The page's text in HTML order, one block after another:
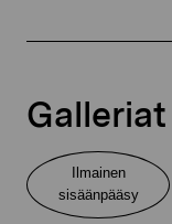
Galleriat
Ilmainen
sisäänpääsy